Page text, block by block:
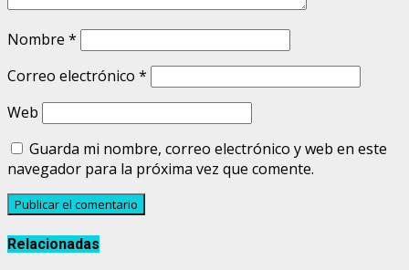
Nombre *
Correo electrónico *
Web
Guarda mi nombre, correo electrónico y web en este
navegador para la próxima vez que comente.
Relacionadas